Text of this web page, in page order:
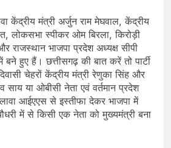
केंद्रीय मंत्री अर्जुन राम मेघवाल, केंद्रीय
लोकसभा स्पीकर ओम बिरला, किरोड़ी
राजस्थान भाजपा प्रदेश अध्यक्ष सीपी
हुए हैं। छत्तीसगढ़ की बात करें तो पार्टी
चेहरों केंद्रीय मंत्री रेणुका सिंह और
साय या ओबीसी नेता एवं वर्तमान प्रदेश
आईएएस से इस्तीफा देकर भाजपा में
में से किसी एक नेता को मुख्यमंत्री बना